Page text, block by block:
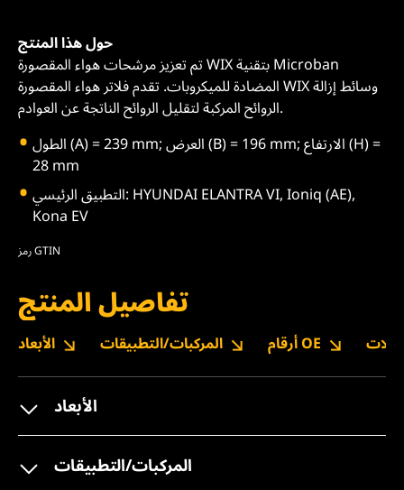
حول هذا المنتج
تم تعزيز مرشحات هواء المقصورة WIX بتقنية Microban
المضادة للميكروبات. تقدم فلاتر هواء المقصورة WIX وسائط إزالة
الروائح المركبة لتقليل الروائح الناتجة عن العوادم.
الطول (A) = 239 mm; العرض (B) = 196 mm; الارتفاع (H) =
28 mm
التطبيق الرئيسي: HYUNDAI ELANTRA VI, Ioniq (AE),
Kona EV
رمز GTIN
تفاصيل المنتج
الأبعاد المركبات/التطبيقات أرقام OE
الأبعاد
المركبات/التطبيقات